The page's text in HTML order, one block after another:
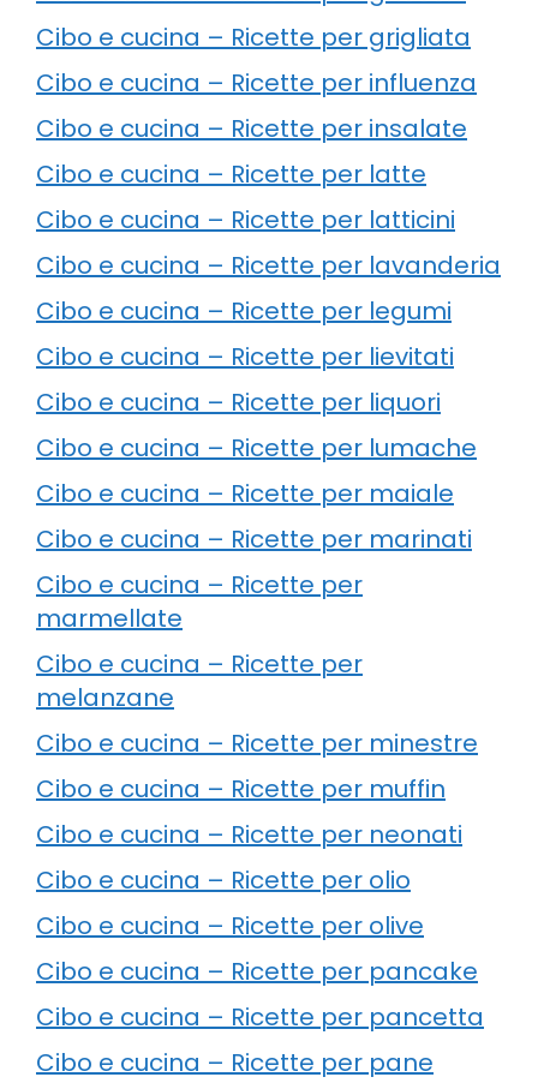
Cibo e cucina – Ricette per grigliata
Cibo e cucina – Ricette per influenza
Cibo e cucina – Ricette per insalate
Cibo e cucina – Ricette per latte
Cibo e cucina – Ricette per latticini
Cibo e cucina – Ricette per lavanderia
Cibo e cucina – Ricette per legumi
Cibo e cucina – Ricette per lievitati
Cibo e cucina – Ricette per liquori
Cibo e cucina – Ricette per lumache
Cibo e cucina – Ricette per maiale
Cibo e cucina – Ricette per marinati
Cibo e cucina – Ricette per
marmellate
Cibo e cucina – Ricette per
melanzane
Cibo e cucina – Ricette per minestre
Cibo e cucina – Ricette per muffin
Cibo e cucina – Ricette per neonati
Cibo e cucina – Ricette per olio
Cibo e cucina – Ricette per olive
Cibo e cucina – Ricette per pancake
Cibo e cucina – Ricette per pancetta
Cibo e cucina – Ricette per pane